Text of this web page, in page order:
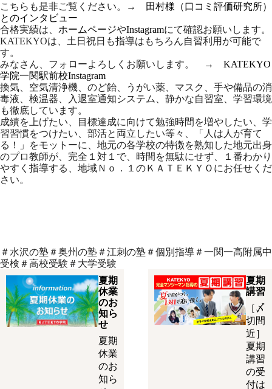
こちらも是非ご覧ください。→
田村様（口コミ評価研究所）
とのインタビュー
合格実績は、 ホームページやInstagramにて確認お願いします。
KATEKYOは、土日祝日も指導はもちろん自習利用が可能で
す。
みなさん、フォローよろしくお願いします。 → KATEKYO
学院一関駅前校Instagram
換気、空気清浄機、のど飴、うがい薬、マスク、手や備品の消
毒液、検温器、入退室通知システム、静かな自習室、学習環境
も徹底しています。
成績を上げたい、目標達成に向けて勉強時間を増やしたい、学
習習慣をつけたい、部活と両立したい等々、「人は人が育て
る！」をモットーに、地元の各学校の特徴を熟知した地元出身
のプロ教師が、完全１対１で、時間を無駄にせず、１番わかり
やすく指導する、地域Ｎｏ．１のＫＡＴＥＫＹＯにお任せくだ
さい。
＃水沢の塾＃奥州の塾＃江刺の塾＃個別指導＃一関一高附属中
受検＃高校受験＃大学受験
夏期
休業
のお
知ら
せ
夏期
休業
のお
知ら
夏期
講習
［〆
切間
近］
夏期
講習
の受
付は